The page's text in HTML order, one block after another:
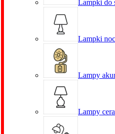
Lampki do
Lampki
Lampy
Lampy